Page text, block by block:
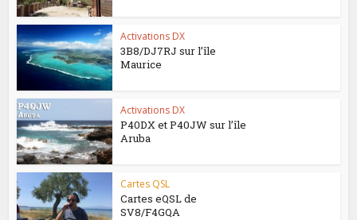
Activations DX
3B8/DJ7RJ sur l’île
Maurice
Activations DX
P40DX et P40JW sur l’île
Aruba
Cartes QSL
Cartes eQSL de
SV8/F4GQA